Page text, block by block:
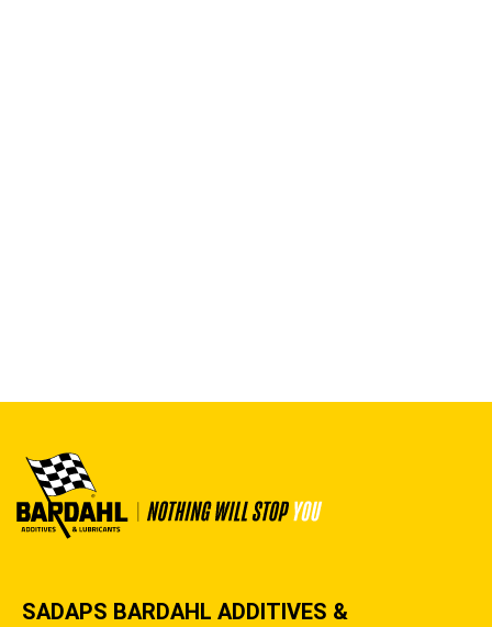
SADAPS BARDAHL ADDITIVES &